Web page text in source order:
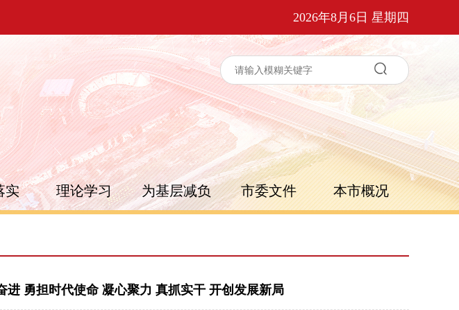
2026年8月6日 星期四
实 理论学习 为基层减负 市委文件 本市概况
勇担时代使命 凝心聚力 真抓实干 开创发展新局